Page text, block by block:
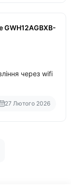
GWH12AGBXB-
через wifi
27 Лютого 2026